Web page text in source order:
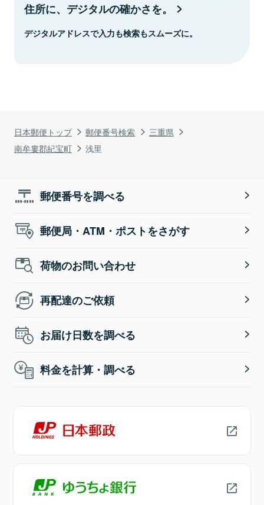
日本郵便トップ 郵便番号検索
三重県
南牟婁郡紀宝町
浅里
住所に、デジタルの確かさを。
デジタルアドレスで入力も検索もスムーズに。
郵便番号を調べる
郵便局・ATM・ポストをさがす
荷物のお問い合わせ
再配達のご依頼
お届け日数を調べる
料金を計算・調べる